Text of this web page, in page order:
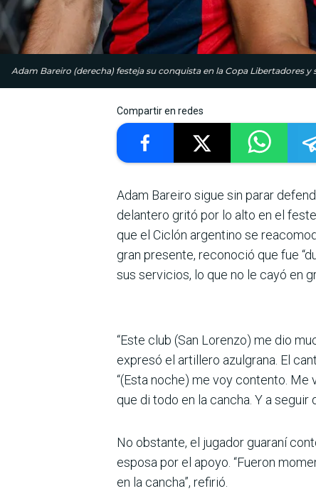
Adam Bareiro (derecha) festeja su conquista en la Copa Libertadores
Compartir en redes
Adam Bareiro sigue sin parar
delantero gritó por lo alto en el
que el Ciclón argentino se
gran presente, reconoció que fue
sus servicios, lo que no le cayó en
“Este club (San Lorenzo) me dio
expresó el artillero azulgrana. El
“(Esta noche) me voy contento. Me
que di todo en la cancha. Y a
No obstante, el jugador guaraní
esposa por el apoyo. “Fueron
en la cancha”, refirió.